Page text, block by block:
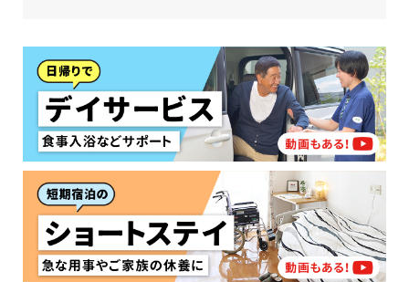
で、おすすめの介護保険サービスを紹介しま
す。
診断スタート
いいえ or
非該当(自立)
と判定された
使いたい
施設へ移り住みたい
必要ない
通いたい
来てもらいたい
いいえ
日帰りで使いたい
一時的に宿泊したい
要介護１～２
要介護３～５